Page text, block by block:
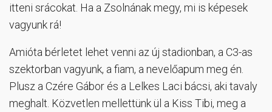
itteni srácokat. Ha a Zsolnának megy, mi is képesek
vagyunk rá!
Amióta bérletet lehet venni az új stadionban, a C3-as
szektorban vagyunk, a fiam, a nevelőapum meg én.
Plusz a Czére Gábor és a Lelkes Laci bácsi, aki tavaly
meghalt. Közvetlen mellettünk ül a Kiss Tibi, meg a